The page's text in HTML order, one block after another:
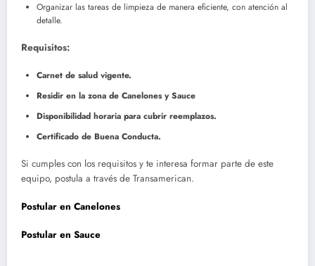
Organizar las tareas de limpieza de manera eficiente, con atención al
detalle.
Requisitos:
Carnet de salud vigente.
Residir en la zona de Canelones y Sauce
Disponibilidad horaria para cubrir reemplazos.
Certificado de Buena Conducta.
Si cumples con los requisitos y te interesa formar parte de este
equipo, postula a través de Transamerican.
Postular en Canelones
Postular en Sauce